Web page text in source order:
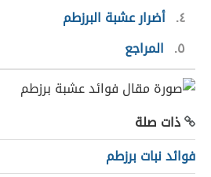
٤ أضرار عشبة البرزطم
٥
المراجع
ذات صلة
فوائد نبات برزطم